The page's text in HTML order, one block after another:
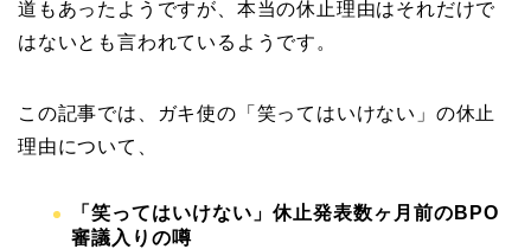
道もあったようですが、本当の休止理由はそれだけで
はないとも言われているようです。
この記事では、ガキ使の「笑ってはいけない」の休止
理由について、
「笑ってはいけない」休止発表数ヶ月前のBPO
審議入りの噂